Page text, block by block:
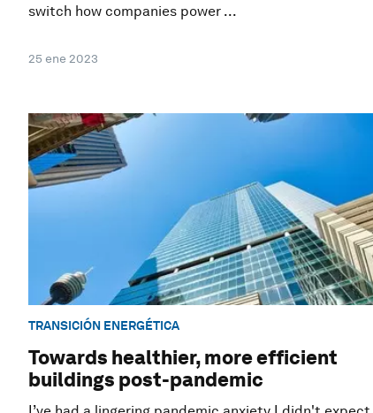
switch how companies power ...
25 ene 2023
TRANSICIÓN ENERGÉTICA
Towards healthier, more efficient
buildings post-pandemic